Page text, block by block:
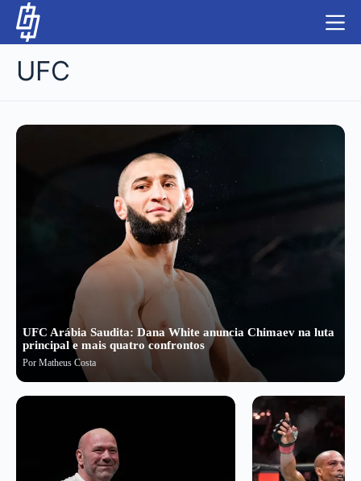
i
LUTAS E MMA
NFL
MLS
APOSTAS LEGAL
UFC
UFC Arábia Saudita: Dana White anuncia Chimaev na luta
principal e mais quatro confrontos
PorMatheus Costa